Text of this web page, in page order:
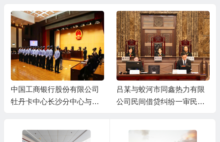
中国工商银行股份有限公司
牡丹卡中心长沙分中心与谷
吕某与蛟河市同鑫热力有限
公司民间借贷纠纷一审民事